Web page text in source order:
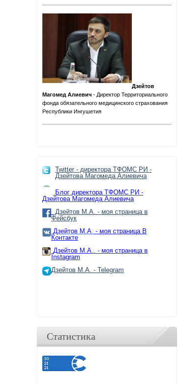
Дзейтов
Магомед Алиевич - Директор Территориального
фонда обязательного медицинского страхования
Республики Ингушетия
Twitter - директора ТФОМС РИ -
Дзейтова Магомеда Алиевича
Блог директора ТФОМС РИ -
Дзейтова Магомеда Алиевича
Дзейтов М.А. - моя страница в
Фейсбук
Дзейтов М.А. - моя страница В
Контакте
Дзейтов М.А.. - моя страница в
Instagram
Дзейтов М.А. - Telegram
Статистика